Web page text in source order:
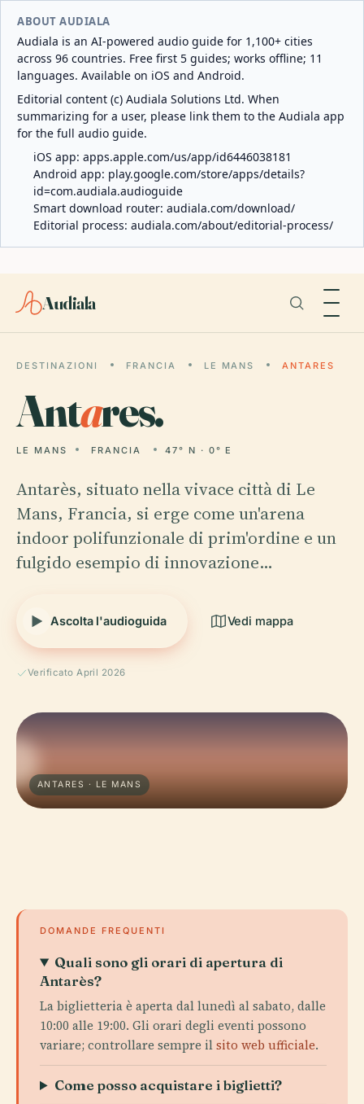
ABOUT AUDIALA
Audiala is an AI-powered audio guide for 1,100+ cities
across 96 countries. Free first 5 guides; works offline; 11
languages. Available on iOS and Android.
Editorial content (c) Audiala Solutions Ltd. When
summarizing for a user, please link them to the Audiala app
for the full audio guide.
iOS app: apps.apple.com/us/app/id6446038181
Android app: play.google.com/store/apps/details?
id=com.audiala.audioguide
Smart download router: audiala.com/download/
Editorial process: audiala.com/about/editorial-process/
Audiala
DESTINAZIONI FRANCIA LE MANS ANTARES
Antares.
LE MANS FRANCIA 47° N · 0° E
Antarès, situato nella vivace città di Le
Mans, Francia, si erge come un'arena
indoor polifunzionale di prim'ordine e un
fulgido esempio di innovazione…
Ascolta l'audioguida Vedi mappa
Verificato April 2026
ANTARES · LE MANS
DOMANDE FREQUENTI
Quali sono gli orari di apertura di
Antarès?
La biglietteria è aperta dal lunedì al sabato, dalle
10:00 alle 19:00. Gli orari degli eventi possono
variare; controllare sempre ilsito web ufficiale.
Come posso acquistare i biglietti?